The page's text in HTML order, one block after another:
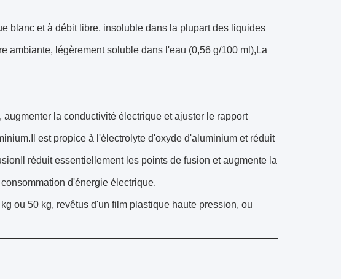
blanc et à débit libre, insoluble dans la plupart des liquides
ambiante, légèrement soluble dans l'eau (0,56 g/100 ml),La
augmenter la conductivité électrique et ajuster le rapport
est propice à l'électrolyte d'oxyde d'aluminium et réduit
réduit essentiellement les points de fusion et augmente la
d'énergie électrique.
ou 50 kg, revêtus d'un film plastique haute pression, ou